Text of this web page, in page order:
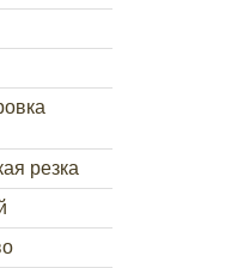
резка